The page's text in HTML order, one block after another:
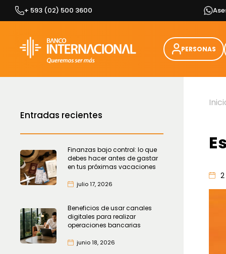
Skip
+ 593 (02) 500 3600
PERSONAS
Entradas recientes
Finanzas bajo control: lo que
debes hacer antes de gastar
en tus próximas vacaciones
julio 17, 2026
Beneficios de usar canales
digitales para realizar
operaciones bancarias
junio 18, 2026